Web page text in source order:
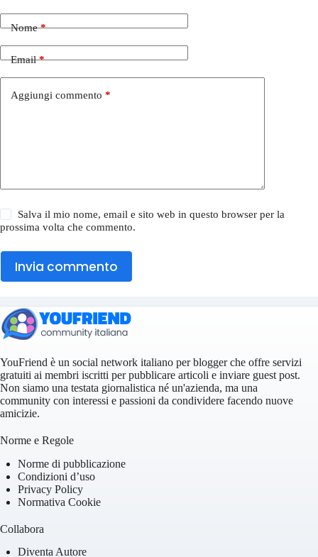
Nome*
Email*
Aggiungi commento *
Salva il mio nome, email e sito web in questo browser per la
prossima volta che commento.
Invia commento
YouFriend è un social network italiano per blogger che offre servizi
gratuiti ai membri iscritti per pubblicare articoli e inviare guest post.
Non siamo una testata giornalistica né un'azienda, ma una
community con interessi e passioni da condividere facendo nuove
amicizie.
Norme e Regole
Norme di pubblicazione
Condizioni d’uso
Privacy Policy
Normativa Cookie
Collabora
Diventa Autore